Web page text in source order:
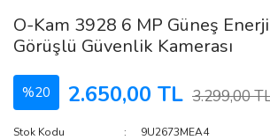
O-Kam 3928 6 MP Güneş
Görüşlü Güvenlik Kamerası
%20 2.650,00 TL 3.299,00
Stok Kodu
9U2673MEA4